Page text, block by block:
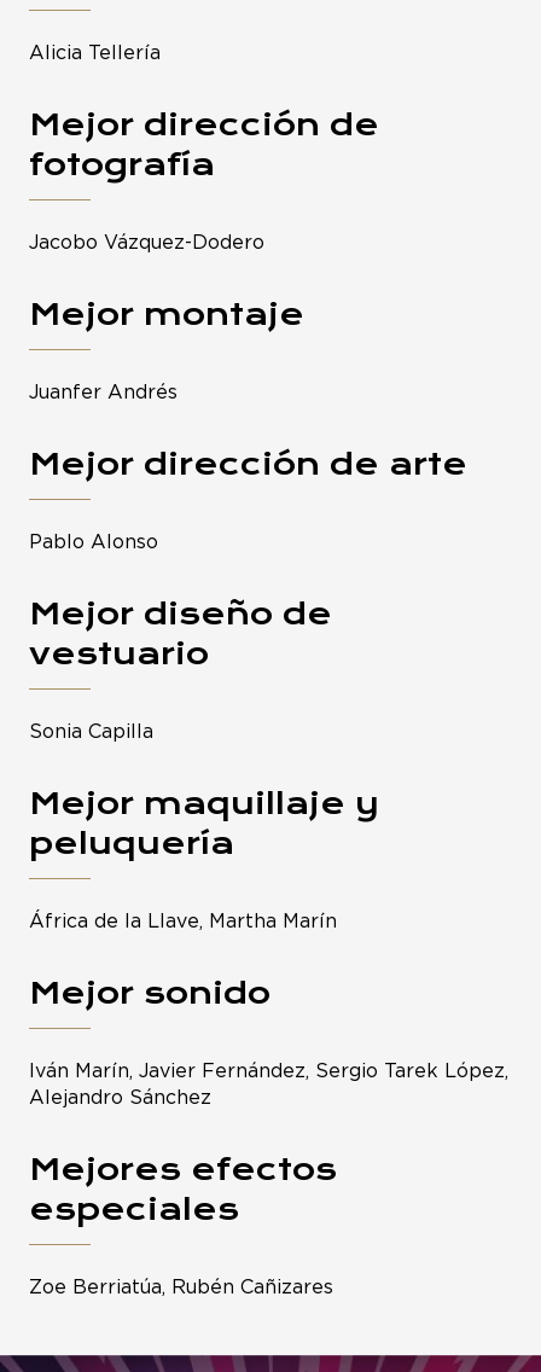
Alicia Tellería
Mejor dirección de
fotografía
Jacobo Vázquez-Dodero
Mejor montaje
Juanfer Andrés
Mejor dirección de arte
Pablo Alonso
Mejor diseño de
vestuario
Sonia Capilla
Mejor maquillaje y
peluquería
África de la Llave, Martha Marín
Mejor sonido
Iván Marín, Javier Fernández, Sergio Tarek López,
Alejandro Sánchez
Mejores efectos
especiales
Zoe Berriatúa, Rubén Cañizares